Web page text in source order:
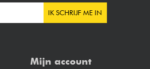
IK SCHRIJF ME IN
Mijn account